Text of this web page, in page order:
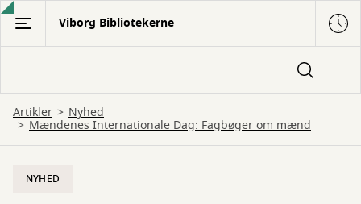
Gå
hovedindhold
Viborg Bibliotekerne
Artikler Nyhed
Mændenes Internationale Dag: Fagbøger om mænd
NYHED